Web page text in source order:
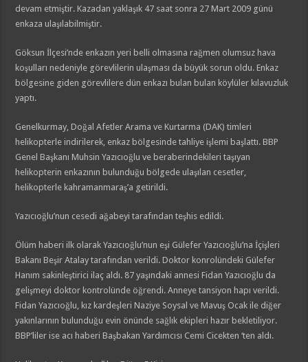
devam etmiştir. Kazadan yaklaşık 47 saat sonra 27 Mart 2009 günü
enkaza ulaşılabilmiştir.
Göksun İlçesi’nde enkazın yeri belli olmasına rağmen olumsuz hava
koşulları nedeniyle görevlilerin ulaşması da büyük sorun oldu. Enkaz
bölgesine giden görevlilere dün enkazı bulan bulan köylüler kılavuzluk
yaptı.
Genelkurmay, Doğal Afetler Arama ve Kurtarma (DAK) timleri
helikopterle indirilerek, enkaz bölgesinde tahliye işlemi başlattı. BBP
Genel Başkanı Muhsin Yazıcıoğlu ve beraberindekileri taşıyan
helikopterin enkazının bulunduğu bölgede ulaşılan cesetler,
helikopterle kahramanmaraş’a getirildi.
Yazıcıoğlu’nun cesedi ağabeyi tarafından teşhis edildi.
Ölüm haberi ilk olarak Yazıcıoğlu’nun eşi Gülefer Yazıcıoğlu’na İçişleri
Bakanı Beşir Atalay tarafından verildi. Doktor konrolündeki Gülefer
Hanım sakinleştirici ilaç aldı. 87 yaşındaki annesi Fidan Yazıcıoğlu da
gelişmeyi doktor kontrolünde öğrendi. Anneye tansiyon hapı verildi.
Fidan Yazıcıoğlu, kız kardeşleri Naziye Soysal ve Mavuş Ocak ile diğer
yakınlarının bulunduğu evin önünde sağlık ekipleri hazır bekletiliyor.
BBP’liler ise acı haberi Başbakan Yardımcısı Cemi Cicekten ‘ten aldı.